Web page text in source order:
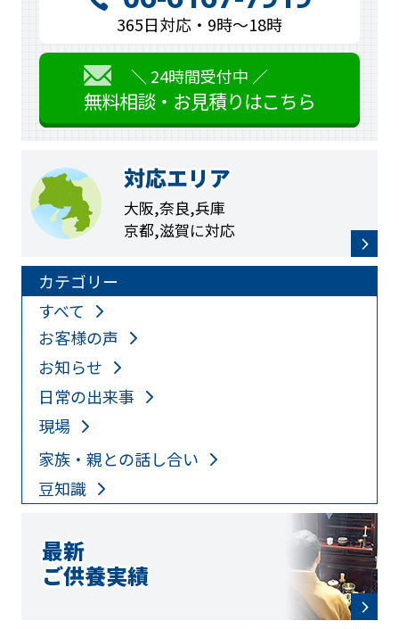
365日対応・9時〜18時
＼ 24時間受付中 ／
無料相談・お見積りはこちら
対応エリア
大阪,奈良,兵庫
京都,滋賀に対応
カテゴリー
すべて
お客様の声
お知らせ
日常の出来事
現場
家族・親との話し合い
豆知識
最新
ご供養実績